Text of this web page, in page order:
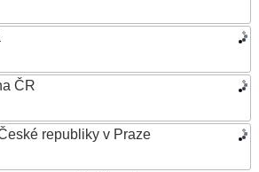
ČR
republiky v Praze